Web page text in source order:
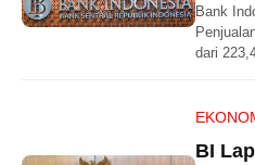
Bank
dari
BI